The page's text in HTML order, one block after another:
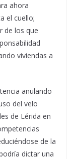
ahora
el cuello;
de los que
viviendas a
anulando
del velo
de Lérida en
de la
dictar una